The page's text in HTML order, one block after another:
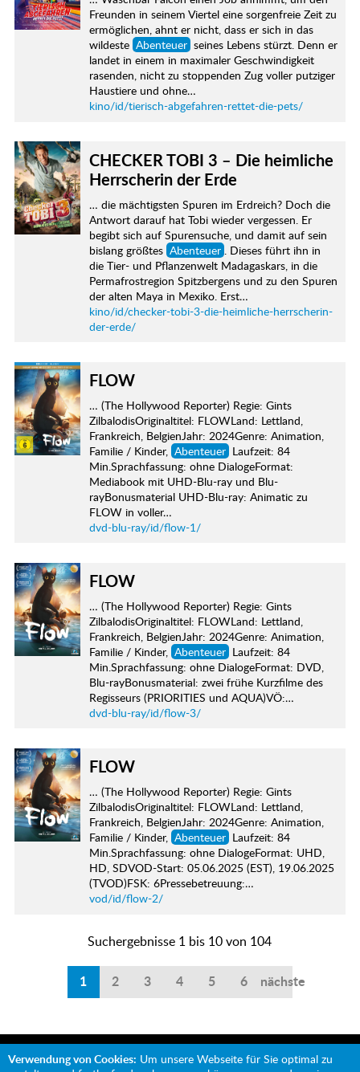
Freunden in seinem Viertel eine sorgenfreie Zeit zu
ermöglichen, ahnt er nicht, dass er sich in das
wildeste Abenteuer seines Lebens stürzt. Denn er
landet in einem in maximaler Geschwindigkeit
rasenden, nicht zu stoppenden Zug voller putziger
Haustiere und ohne…
kino/id/tierisch-abgefahren-rettet-die-pets/
CHECKER TOBI 3 – Die heimliche
Herrscherin der Erde
… die mächtigsten Spuren im Erdreich? Doch die
Antwort darauf hat Tobi wieder vergessen. Er
begibt sich auf Spurensuche, und damit auf sein
bislang größtes Abenteuer . Dieses führt ihn in
die Tier- und Pflanzenwelt Madagaskars, in die
Permafrostregion Spitzbergens und zu den Spuren
der alten Maya in Mexiko. Erst…
kino/id/checker-tobi-3-die-heimliche-herrscherin-
der-erde/
FLOW
… (The Hollywood Reporter) Regie: Gints
ZilbalodisOriginaltitel: FLOWLand: Lettland,
Frankreich, BelgienJahr: 2024Genre: Animation,
Familie / Kinder, Abenteuer Laufzeit: 84
Min.Sprachfassung: ohne DialogeFormat:
Mediabook mit UHD-Blu-ray und Blu-
rayBonusmaterial UHD-Blu-ray: Animatic zu
FLOW in voller…
dvd-blu-ray/id/flow-1/
FLOW
… (The Hollywood Reporter) Regie: Gints
ZilbalodisOriginaltitel: FLOWLand: Lettland,
Frankreich, BelgienJahr: 2024Genre: Animation,
Familie / Kinder, Abenteuer Laufzeit: 84
Min.Sprachfassung: ohne DialogeFormat: DVD,
Blu-rayBonusmaterial: zwei frühe Kurzfilme des
Regisseurs (PRIORITIES und AQUA)VÖ:…
dvd-blu-ray/id/flow-3/
FLOW
… (The Hollywood Reporter) Regie: Gints
ZilbalodisOriginaltitel: FLOWLand: Lettland,
Frankreich, BelgienJahr: 2024Genre: Animation,
Familie / Kinder, Abenteuer Laufzeit: 84
Min.Sprachfassung: ohne DialogeFormat: UHD,
HD, SDVOD-Start: 05.06.2025 (EST), 19.06.2025
(TVOD)FSK: 6Pressebetreuung:…
vod/id/flow-2/
Suchergebnisse 1 bis 10 von 104
1 2 3 4 5 6 nächste
Verwendung von Cookies: Um unsere Webseite für Sie optimal zu